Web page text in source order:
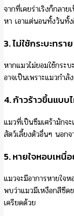
จากที่เคยร่าเริงก็กลาย
หา เอาแต่นอนทั้งวันทั้
3. ไม่ใช้กระบะทราย
หากแมวไม่ยอมใช้กระ
อาจเป็นเพราะแมวกำลั
4. ก้าวร้าวขึ้นแบบ
แมวที่เป็นซึมเศร้ามักจ
สัตว์เลี้ยงตัวอื่นๆ นอก
5. หายใจหอบเหนื่
แมวจะมีอาการหายใ
พบว่าแมวมีเหงือกสีซีด
เครียดด้วย